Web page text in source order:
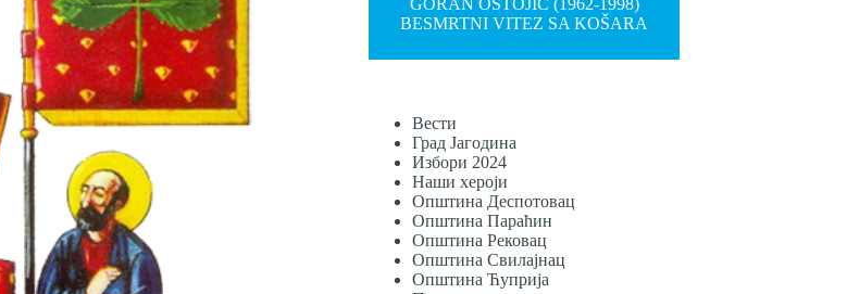
BESMRTNI VITEZ SA KOŠARA
Вести
Град Јагодина
Избори 2024
Наши хероји
Општина Деспотовац
Општина Параћин
Општина Рековац
Општина Свилајнац
Општина Ћуприја